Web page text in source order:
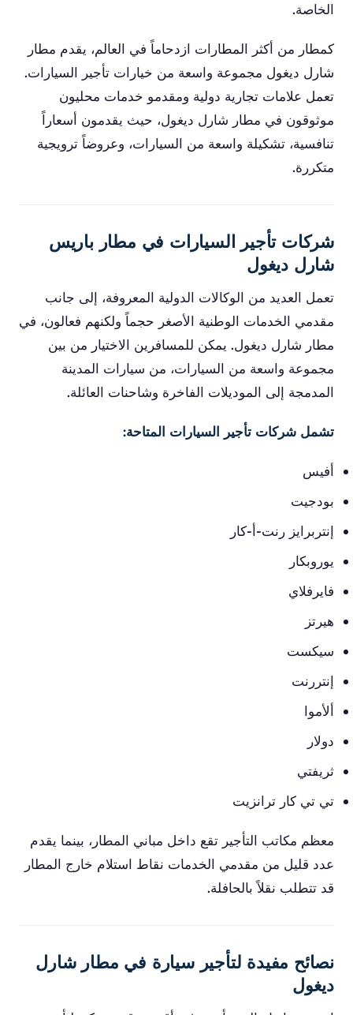
الخاصة.
كمطار من أكثر المطارات ازدحاماً في العالم، يقدم مطار
شارل ديغول مجموعة واسعة من خيارات تأجير السيارات.
تعمل علامات تجارية دولية ومقدمو خدمات محليون
موثوقون في مطار شارل ديغول، حيث يقدمون أسعاراً
تنافسية، تشكيلة واسعة من السيارات، وعروضاً ترويجية
متكررة.
شركات تأجير السيارات في مطار باريس
شارل ديغول
تعمل العديد من الوكالات الدولية المعروفة، إلى جانب
مقدمي الخدمات الوطنية الأصغر حجماً ولكنهم فعالون، في
مطار شارل ديغول. يمكن للمسافرين الاختيار من بين
مجموعة واسعة من السيارات، من سيارات المدينة
المدمجة إلى الموديلات الفاخرة وشاحنات العائلة.
تشمل شركات تأجير السيارات المتاحة:
أفيس
بودجيت
إنتربرايز رنت-أ-كار
يوروبكار
فايرفلاي
هيرتز
سيكست
إنتررنت
ألأموا
دولار
ثريفتي
تي تي كار ترانزيت
معظم مكاتب التأجير تقع داخل مباني المطار، بينما يقدم
عدد قليل من مقدمي الخدمات نقاط استلام خارج المطار
قد تتطلب نقلاً بالحافلة.
نصائح مفيدة لتأجير سيارة في مطار شارل
ديغول